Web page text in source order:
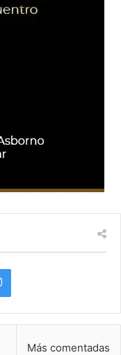
Más comentadas